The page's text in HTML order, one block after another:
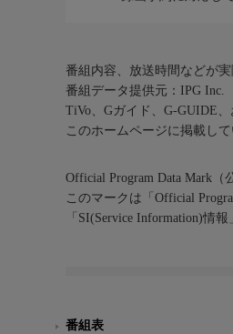
番組内容、放送時間などが
番組データ提供元：IPG Inc.
TiVo、Gガイド、G-GUIDE
このホームページに掲載し
Official Program Data Mark（
このマークは「Official
「SI(Service Information)情
番組表